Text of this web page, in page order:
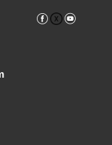
Facebook